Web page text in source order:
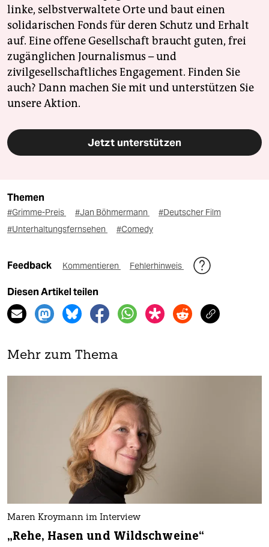
linke, selbstverwaltete Orte und baut einen
solidarischen Fonds für deren Schutz und Erhalt
auf. Eine offene Gesellschaft braucht guten, frei
zugänglichen Journalismus – und
zivilgesellschaftliches Engagement. Finden Sie
auch? Dann machen Sie mit und unterstützen Sie
unsere Aktion.
Jetzt unterstützen
Themen
#Grimme-Preis #Jan Böhmermann
#Deutscher Film
#Unterhaltungsfernsehen
#Comedy
Feedback Kommentieren Fehlerhinweis
Diesen Artikel teilen
Mehr zum Thema
Maren Kroymann im Interview
„Rehe, Hasen und Wildschweine“